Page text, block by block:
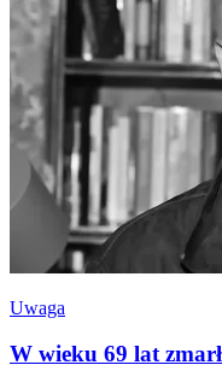
Uwaga
W wieku 69 lat